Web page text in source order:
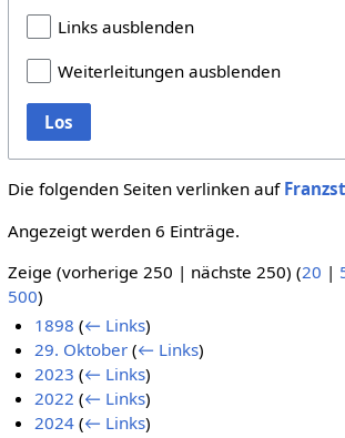
Links ausblenden
Weiterleitungen ausblenden
Los
Die folgenden Seiten verlinken auf
Angezeigt werden 6 Einträge.
Zeige (vorherige 250 | nächste 250) (20 |
500)
1898 (← Links)
29. Oktober (← Links)
2023 (← Links)
2022 (← Links)
2024 (← Links)